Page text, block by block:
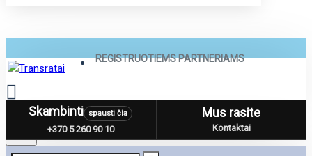
REGISTRUOTIEMS PARTNERIAMS
MenuSkambinti spausti čia
+370 5 260 90 10
Mus rasite
Kontaktai